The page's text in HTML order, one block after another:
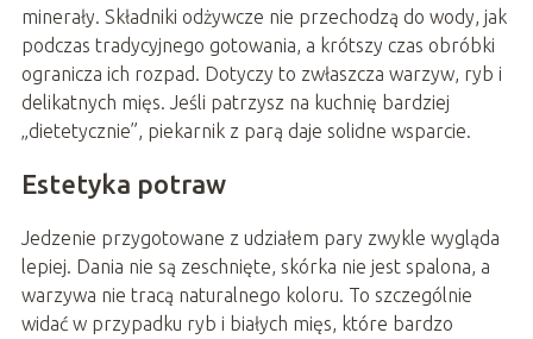
minerały. Składniki odżywcze nie przechodzą do wody, jak
podczas tradycyjnego gotowania, a krótszy czas obróbki
ogranicza ich rozpad. Dotyczy to zwłaszcza warzyw, ryb i
delikatnych mięs. Jeśli patrzysz na kuchnię bardziej
„dietetycznie”, piekarnik z parą daje solidne wsparcie.
Estetyka potraw
Jedzenie przygotowane z udziałem pary zwykle wygląda
lepiej. Dania nie są zeschnięte, skórka nie jest spalona, a
warzywa nie tracą naturalnego koloru. To szczególnie
widać w przypadku ryb i białych mięs, które bardzo